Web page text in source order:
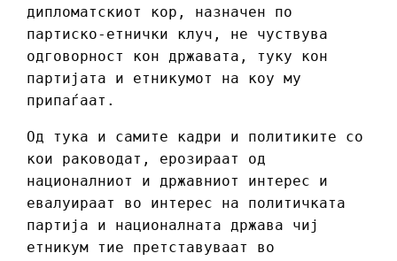
дипломатскиот кор, назначен по
партиско-етнички клуч, не чуствува
одговорност кон државата, туку кон
партијата и етникумот на коу му
припаѓаат.
Од тука и самите кадри и политиките со
кои раководат, ерозираат од
националниот и државниот интерес и
евалуираат во интерес на политичката
партија и националната држава чиј
етникум тие претставуваат во